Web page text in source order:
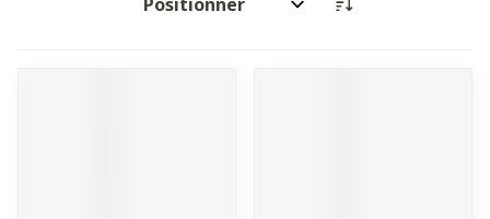
Trier par: